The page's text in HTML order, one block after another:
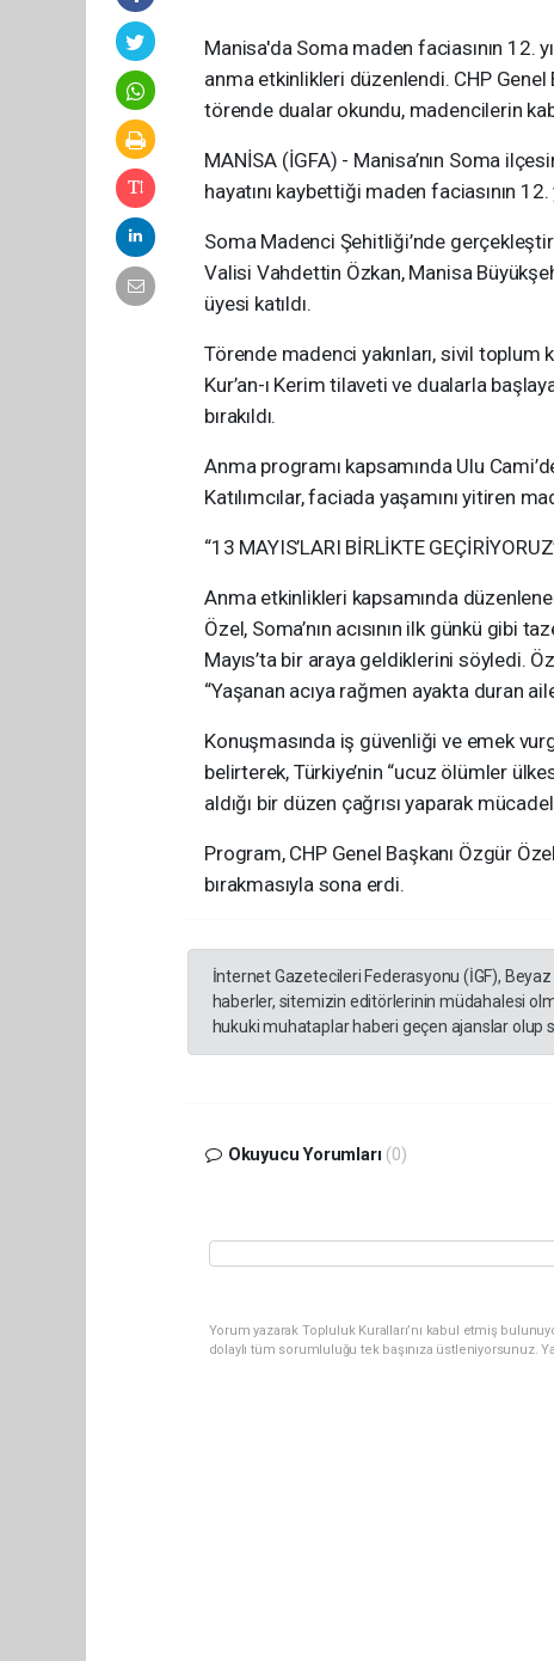
Manisa'da Soma maden faciasının 12.
anma etkinlikleri düzenlendi. CHP Genel
törende dualar okundu, madencilerin
MANİSA (İGFA) - Manisa’nın Soma
hayatını kaybettiği maden faciasının
Soma Madenci Şehitliği’nde
Valisi Vahdettin Özkan, Manisa
üyesi katıldı.
Törende madenci yakınları, sivil
Kur’an-ı Kerim tilaveti ve dualarla
bırakıldı.
Anma programı kapsamında Ulu
Katılımcılar, faciada yaşamını yitiren
“13 MAYIS’LARI BİRLİKTE
Anma etkinlikleri kapsamında
Özel, Soma’nın acısının ilk günkü gibi
Mayıs’ta bir araya geldiklerini söyledi.
“Yaşanan acıya rağmen ayakta duran
Konuşmasında iş güvenliği ve emek
belirterek, Türkiye’nin “ucuz ölümler
aldığı bir düzen çağrısı yaparak
Program, CHP Genel Başkanı Özgür
bırakmasıyla sona erdi.
İnternet Gazetecileri Federasyonu (İGF),
haberler, sitemizin editörlerinin müdahalesi
hukuki muhataplar haberi geçen ajanslar olup
Okuyucu Yorumları (0)
Yorum yazarak Topluluk Kuralları’nı kabul etmiş
dolaylı tüm sorumluluğu tek başınıza